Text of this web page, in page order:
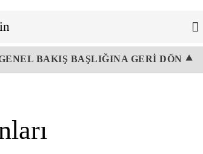
BAKIŞ BAŞLIĞINA GERİ DÖN ⯅